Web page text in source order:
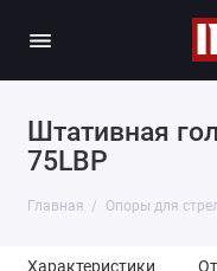
Штативная
75LBP
Главная Опоры для
Характеристики